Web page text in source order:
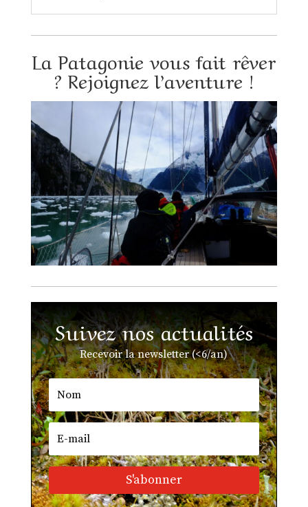
La Patagonie vous fait rêver
? Rejoignez l’aventure !
Suivez nos actualités
Recevoir la newsletter (<6/an)
S'abonner